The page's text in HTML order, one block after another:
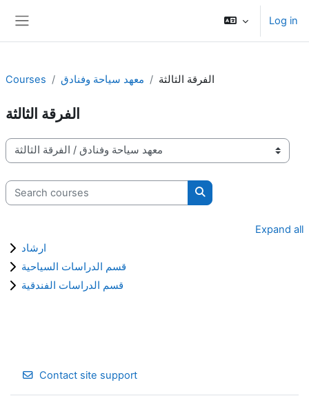
Log in
Courses معهد سياحة وفنادق الفرقة الثالثة
الفرقة الثالثة
Course categories
Search courses
Search courses
Expand all
ارشاد
قسم الدراسات السياحية
قسم الدراسات الفندقية
Contact site support